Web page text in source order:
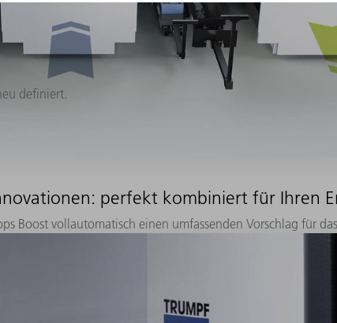
Boost vollautomatisch einen umfassenden Vorschlag für
definiert.
perfekt kombiniert für Ihren